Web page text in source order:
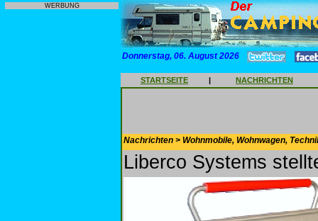
WERBUNG
Donnerstag, 06. August 2026
STARTSEITE | NACHRICHTEN
Nachrichten > Wohnmobile, Wohnwagen,
Liberco Systems